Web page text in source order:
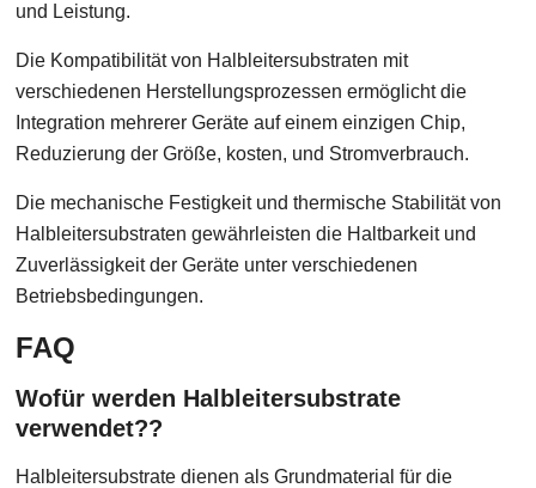
und Leistung.
Die Kompatibilität von Halbleitersubstraten mit
verschiedenen Herstellungsprozessen ermöglicht die
Integration mehrerer Geräte auf einem einzigen Chip,
Reduzierung der Größe, kosten, und Stromverbrauch.
Die mechanische Festigkeit und thermische Stabilität von
Halbleitersubstraten gewährleisten die Haltbarkeit und
Zuverlässigkeit der Geräte unter verschiedenen
Betriebsbedingungen.
FAQ
Wofür werden Halbleitersubstrate
verwendet??
Halbleitersubstrate dienen als Grundmaterial für die